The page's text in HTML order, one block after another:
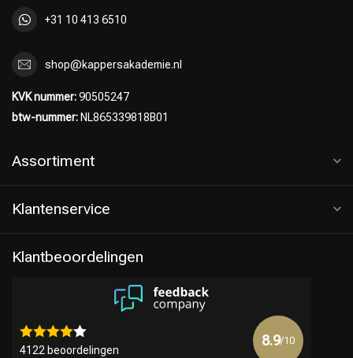
+31 10 413 6510
shop@kappersakademie.nl
KVK nummer:90505247
btw-nummer: NL865339818B01
Assortiment
Klantenservice
Klantbeoordelingen
4122 beoordelingen
8.9/10